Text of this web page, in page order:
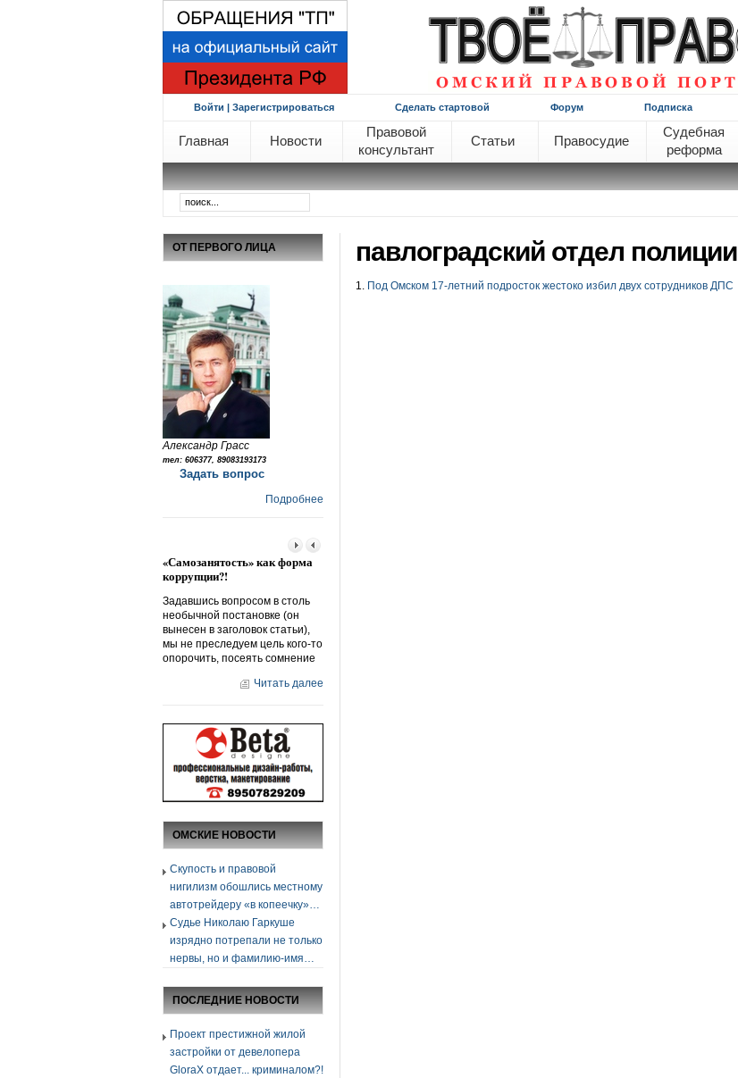
Войти | Зарегистрироваться Сделать стартовой Форум Подписка
Главная Новости
Правовой
консультант
Статьи Правосудие
Судебная
реформа
ОТ ПЕРВОГО ЛИЦА
Александр Грасс
тел: 606377, 89083193173
Задать вопрос
Подробнее
«Самозанятость» как форма
коррупции?!
Задавшись вопросом в столь
необычной постановке (он
вынесен в заголовок статьи),
мы не преследуем цель кого-то
опорочить, посеять сомнение
Читать далее
ОМСКИЕ НОВОСТИ
Скупость и правовой
нигилизм обошлись местному
автотрейдеру «в копеечку»…
Судье Николаю Гаркуше
изрядно потрепали не только
нервы, но и фамилию-имя…
ПОСЛЕДНИЕ НОВОСТИ
Проект престижной жилой
застройки от девелопера
GloraХ отдает... криминалом?!
павлоградский отдел полиции
1. Под Омском 17-летний подросток жестоко избил двух сотрудников ДПС